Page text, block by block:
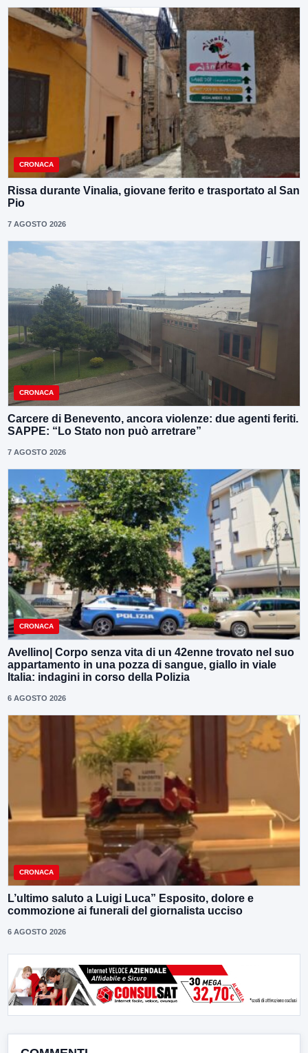
CRONACA
Rissa durante Vinalia, giovane ferito e trasportato al San
Pio
7 AGOSTO 2026
CRONACA
Carcere di Benevento, ancora violenze: due agenti feriti.
SAPPE: “Lo Stato non può arretrare”
7 AGOSTO 2026
CRONACA
Avellino| Corpo senza vita di un 42enne trovato nel suo
appartamento in una pozza di sangue, giallo in viale
Italia: indagini in corso della Polizia
6 AGOSTO 2026
CRONACA
L’ultimo saluto a Luigi Luca” Esposito, dolore e
commozione ai funerali del giornalista ucciso
6 AGOSTO 2026